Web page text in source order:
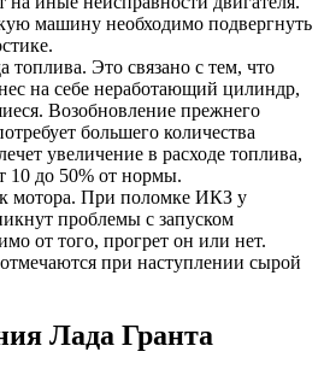
машину необходимо подвергнуть
топлива. Это связано с тем, что
на себе неработающий цилиндр,
Возобновление прежнего
большего количества
увеличение в расходе топлива,
10 до 50% от нормы.
мотора. При поломке ИКЗ у
проблемы с запуском
от того, прогрет он или нет.
при наступлении сырой
Лада Гранта